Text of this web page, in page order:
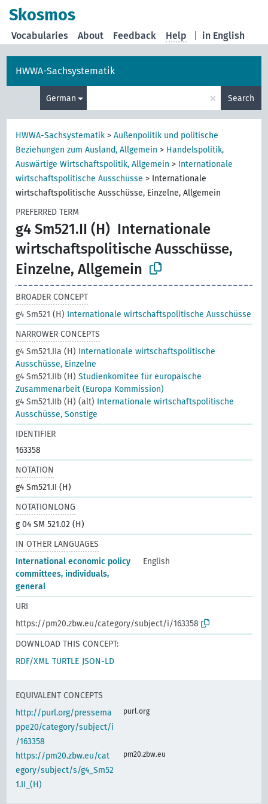
Skosmos
in English
Vocabularies About Feedback Help
HWWA-Sachsystematik
German × Search
HWWA-Sachsystematik >Außenpolitik und politische
Beziehungen zum Ausland, Allgemein > Handelspolitik,
Auswärtige Wirtschaftspolitik, Allgemein > Internationale
wirtschaftspolitische Ausschüsse > Internationale
wirtschaftspolitische Ausschüsse, Einzelne, Allgemein
PREFERRED TERM
g4 Sm521.II (H) Internationale
wirtschaftspolitische Ausschüsse,
Einzelne, Allgemein
BROADER CONCEPT
g4 Sm521 (H) Internationale wirtschaftspolitische Ausschüsse
NARROWER CONCEPTS
g4 Sm521.IIa (H) Internationale wirtschaftspolitische
Ausschüsse, Einzelne
g4 Sm521.IIb (H)Studienkomitee für europäische
Zusammenarbeit (Europa Kommission)
g4 Sm521.IIb (H) (alt) Internationale wirtschaftspolitische
Ausschüsse, Sonstige
IDENTIFIER
163358
NOTATION
g4 Sm521.II (H)
NOTATIONLONG
g 04 SM 521.02 (H)
IN OTHER LANGUAGES
International economic policy
committees, individuals,
general
English
URI
https://pm20.zbw.eu/category/subject/i/163358
DOWNLOAD THIS CONCEPT:
RDF/XML TURTLE JSON-LD
EQUIVALENT CONCEPTS
http://purl.org/pressema
ppe20/category/subject/i
/163358
purl.org
https://pm20.zbw.eu/cat
egory/subject/s/g4_Sm52
1.II_(H)
pm20.zbw.eu